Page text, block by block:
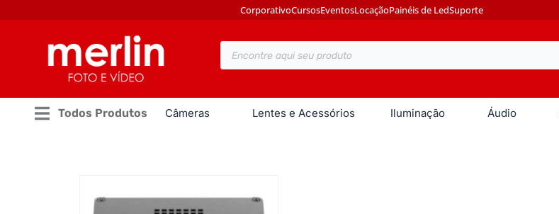
CorporativoCursosEventosLocaçãoPainéis de LedSuporte
Todos Produtos Câmeras Lentes e Acessórios Iluminação Áudio